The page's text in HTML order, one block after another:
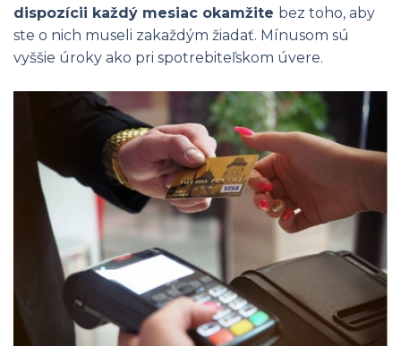
dispozícii každý mesiac okamžite bez toho, aby
ste o nich museli zakaždým žiadať. Mínusom sú
vyššie úroky ako pri spotrebiteľskom úvere.